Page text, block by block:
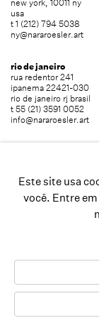
new york, 10011 ny
usa
t 1 (212) 794 5038
ny@nararoesler.art
rio de janeiro
rua redentor 241
ipanema 22421-030
rio de janeiro rj brasil
t 55 (21) 3591 0052
info@nararoesler.art
jardim europa 01449-
são paulo sp brasil
t 55 (11) 2039 5454
info@nararoesler.art
site produzido por
Este site usa
você. Entre